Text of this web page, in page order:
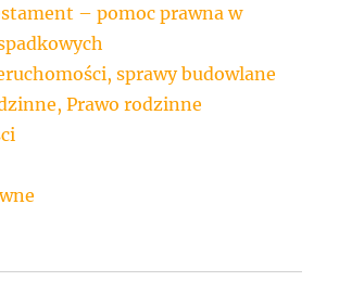
– pomoc prawna w
sprawy budowlane
Prawo rodzinne